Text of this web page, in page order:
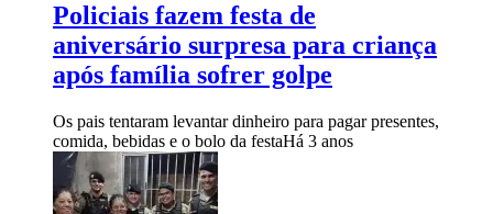
Policiais fazem festa de
aniversário surpresa para criança
após família sofrer golpe
Os pais tentaram levantar dinheiro para pagar presentes,
comida, bebidas e o bolo da festaHá 3 anos